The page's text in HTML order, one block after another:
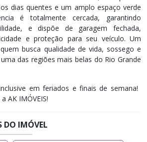
dias quentes e um amplo espaço verde
é totalmente cercada, garantindo
e dispõe de garagem fechada,
e proteção para seu veículo. Um
busca qualidade de vida, sossego e
das regiões mais belas do Rio Grande
em feriados e finais de semana!
AK IMÓVEIS!
DO IMÓVEL